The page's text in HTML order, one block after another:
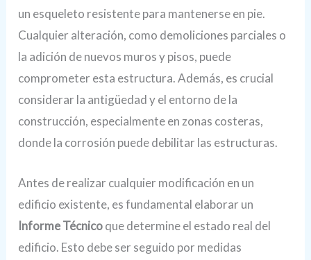
un esqueleto resistente para mantenerse en pie.
Cualquier alteración, como demoliciones parciales o
la adición de nuevos muros y pisos, puede
comprometer esta estructura. Además, es crucial
considerar la antigüedad y el entorno de la
construcción, especialmente en zonas costeras,
donde la corrosión puede debilitar las estructuras.
Antes de realizar cualquier modificación en un
edificio existente, es fundamental elaborar un
Informe Técnicoque determine el estado real del
edificio. Esto debe ser seguido por medidas